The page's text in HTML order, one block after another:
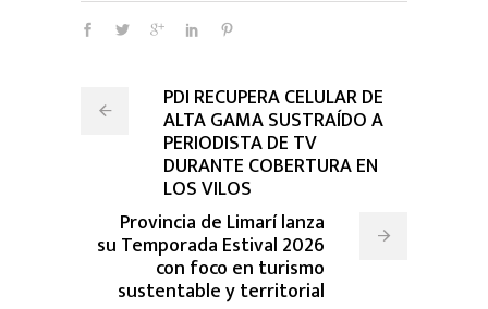
PDI RECUPERA CELULAR DE
ALTA GAMA SUSTRAÍDO A
PERIODISTA DE TV
DURANTE COBERTURA EN
LOS VILOS
Provincia de Limarí lanza
su Temporada Estival 2026
con foco en turismo
sustentable y territorial